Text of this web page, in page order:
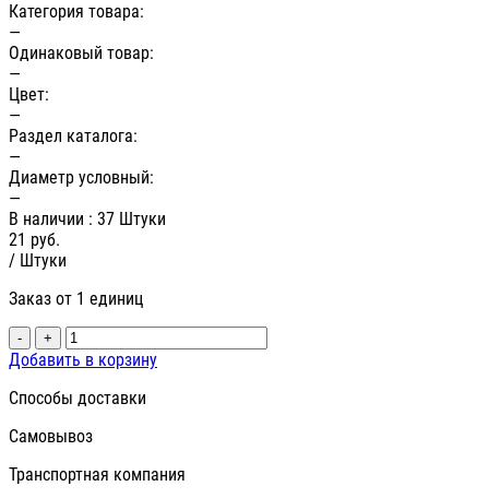
Категория товара:
—
Одинаковый товар:
—
Цвет:
—
Раздел каталога:
—
Диаметр условный:
—
В наличии : 37 Штуки
21 руб.
/ Штуки
Заказ от 1 единиц
- +
Добавить в корзину
Способы доставки
Самовывоз
Транспортная компания